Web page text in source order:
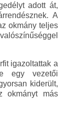
adott át,
A
okmány teljes
igazoltattak a
egy vezetői
kiderült,
okmányt más